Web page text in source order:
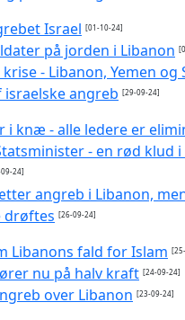
Israel [01-10-24]
på jorden i Libanon
- Libanon, Yemen og
israelske angreb [29-09-24]
i knæ - alle ledere er
- en rød klud
24]
angreb i Libanon,
drøftes [26-09-24]
Libanons fald for Islam
nu på halv kraft [24-09-24]
over Libanon [23-09-24]